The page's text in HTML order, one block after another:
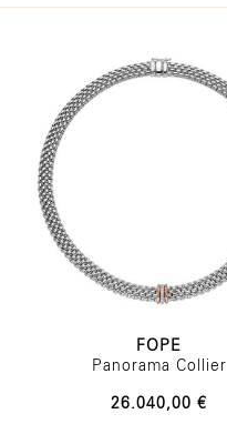
FOPE
Panorama Collier
26.040,00 €